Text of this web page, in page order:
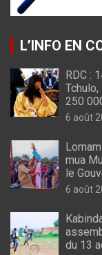
L’INFO EN
RDC :
250
6 août
mua
le
6 août
du 13